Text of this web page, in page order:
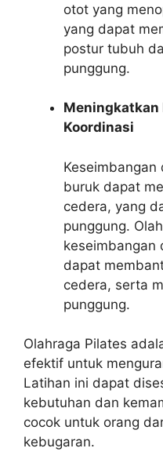
otot yang
yang dapat
postur tubuh
punggung.
Meningkatkan
Koordinasi
Keseimbangan
buruk dapat
cedera, yang
punggung.
keseimbangan
dapat
cedera, serta
punggung.
Olahraga Pilates
efektif untuk
Latihan ini dapat
kebutuhan dan
cocok untuk orang
kebugaran.